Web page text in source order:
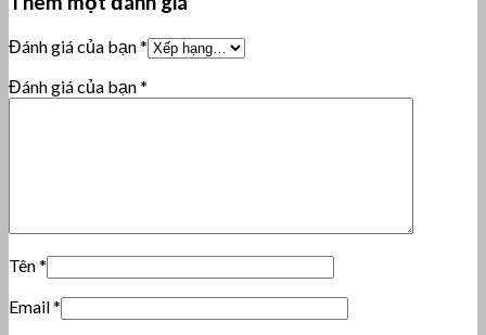
Đánh giá của bạn*
Đánh giá của bạn*
Tên*
Email*